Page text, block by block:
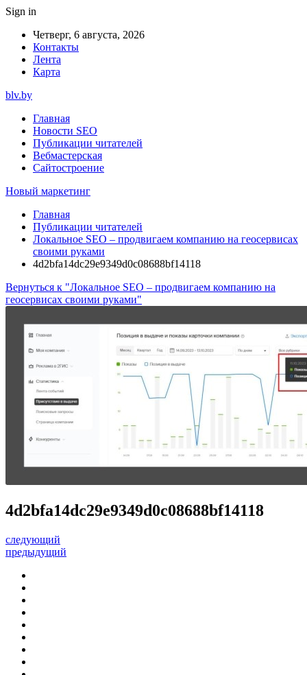
Sign in
Четверг, 6 августа, 2026
Контакты
Лента
Карта
blv.by
Главная
Новости SEO
Публикации читателей
Вебмастерская
Сайтостроение
Новый маркетинг
Главная
Публикации читателей
Локальное SEO – продвигаем компанию на геосервисах
своими руками
4d2bfa14dc29e9349d0c08688bf14118
Вернуться к "Локальное SEO – продвигаем компанию на
геосервисах своими руками"
4d2bfa14dc29e9349d0c08688bf14118
следующий
предыдущий